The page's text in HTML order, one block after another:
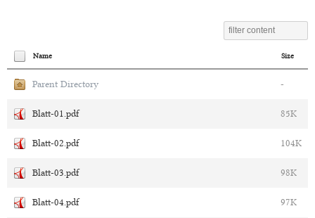
Name Size
Parent Directory -
Blatt-01.pdf 85K
Blatt-02.pdf 104K
Blatt-03.pdf 98K
Blatt-04.pdf 97K